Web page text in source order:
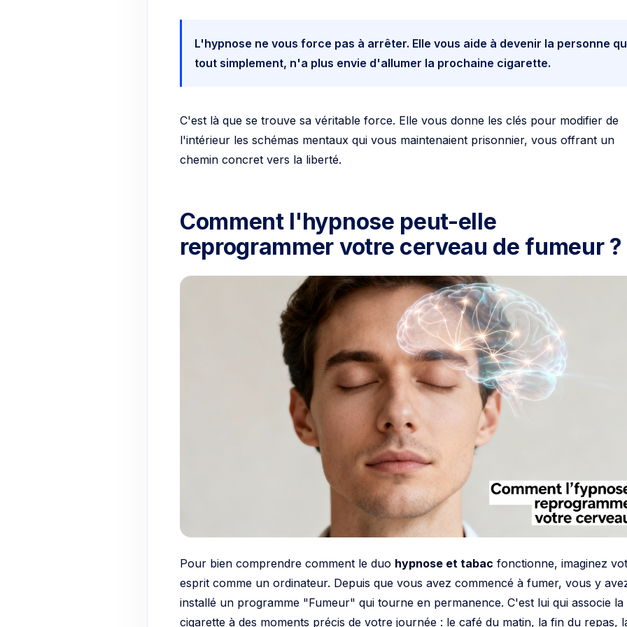
L'hypnose ne vous force pas à arrêter. Elle vous aide à devenir la personne
tout simplement, n'a plus envie d'allumer la prochaine cigarette.
C'est là que se trouve sa véritable force. Elle vous donne les clés pour modifier de
l'intérieur les schémas mentaux qui vous maintenaient prisonnier, vous offrant un
chemin concret vers la liberté.
Comment l'hypnose peut-elle
reprogrammer votre cerveau de fumeur ?
Pour bien comprendre comment le duo hypnose et tabac fonctionne, imaginez
esprit comme un ordinateur. Depuis que vous avez commencé à fumer, vous y
installé un programme "Fumeur" qui tourne en permanence. C'est lui qui associe la
cigarette à des moments précis de votre journée : le café du matin, la fin du repas,